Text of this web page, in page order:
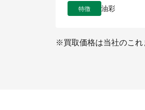
特徴 油彩
※買取価格は当社のこれ